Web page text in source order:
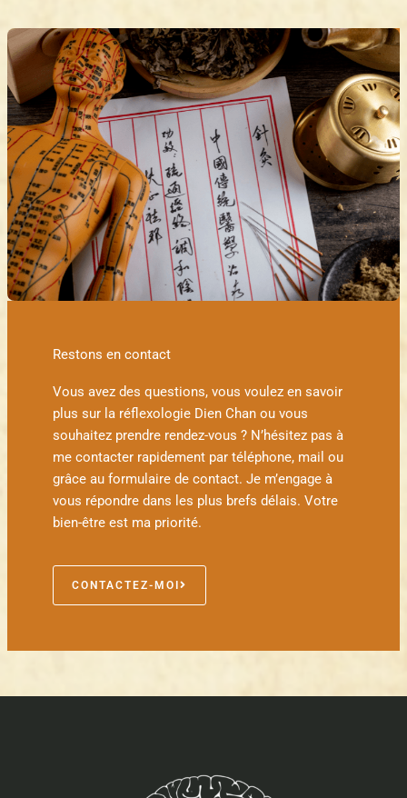
Restons en contact
Vous avez des questions, vous voulez en savoir
plus sur la réflexologie Dien Chan ou vous
souhaitez prendre rendez-vous ? N’hésitez pas à
me contacter rapidement par téléphone, mail ou
grâce au formulaire de contact. Je m’engage à
vous répondre dans les plus brefs délais. Votre
bien-être est ma priorité.
CONTACTEZ-MOI